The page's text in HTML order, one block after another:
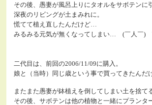
その後、愚妻が風呂上りにタオルをサボテンに
深夜のリビングが土まみれに。
慌てて植え直したんだけど…
みるみる元気が無くなってしまい… (￣人￣)
二代目は、前回の2006/11/09に購入。
娘と（当時）同じ歳という事で買ってきたんだ
またまた愚妻が鉢植えを倒してしまい土を捨て
その後、サボテンは他の植物と一緒にプランタ